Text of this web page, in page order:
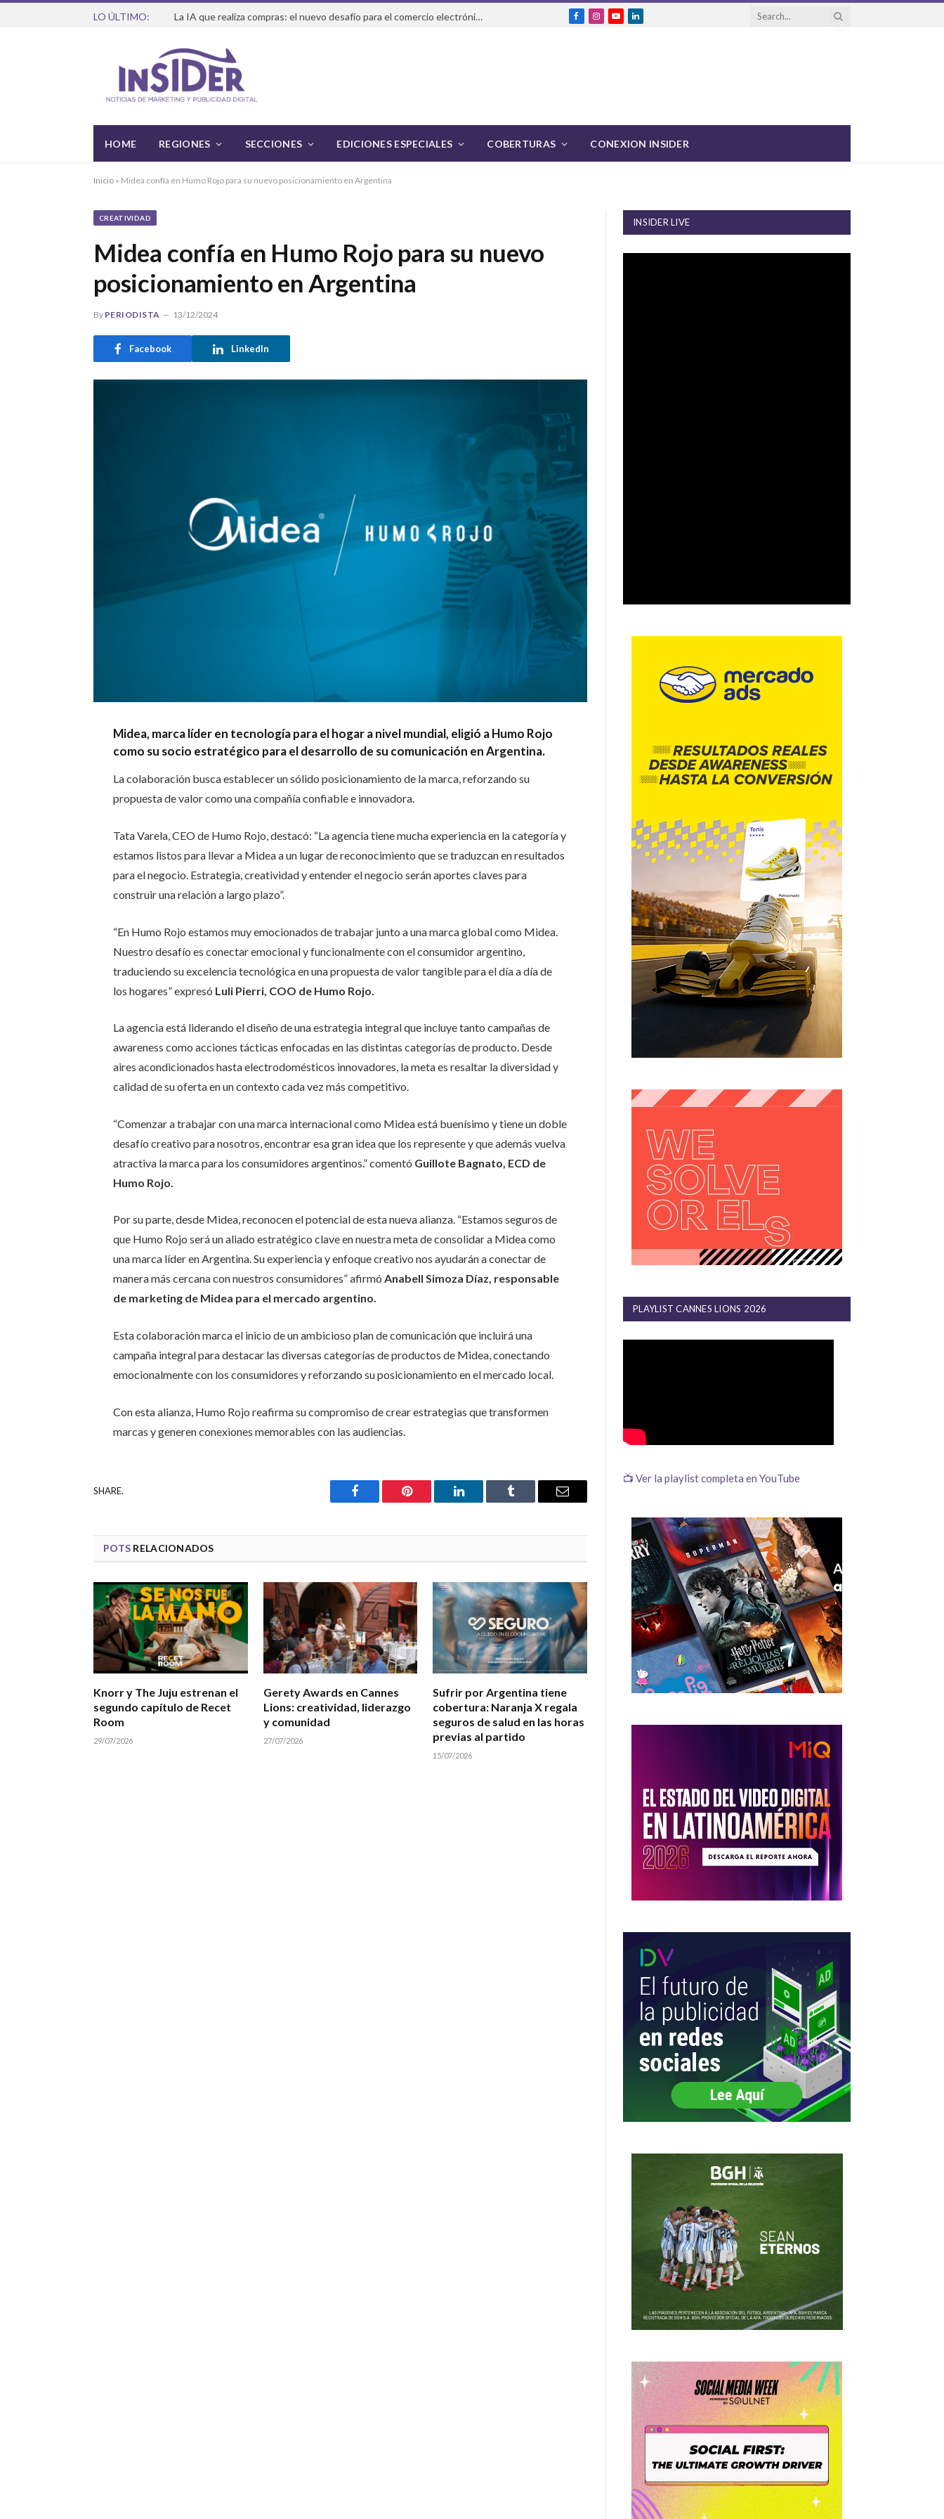
LO ÚLTIMO: La IA que realiza compras: el nuevo desafío para el comercio electrónico y la logística
FacebookInstagram
YouTubeLinkedIn
HOME REGIONES SECCIONES EDICIONES ESPECIALES COBERTURAS CONEXION INSIDER
Inicio » Midea confía en Humo Rojo para su nuevo posicionamiento en Argentina
CREATIVIDAD
Midea confía en Humo Rojo para su nuevo
posicionamiento en Argentina
By PERIODISTA 13/12/2024
Facebook LinkedIn
Midea, marca líder en tecnología para el hogar a nivel mundial, eligió a Humo Rojo
como su socio estratégico para el desarrollo de su comunicación en Argentina.
La colaboración busca establecer un sólido posicionamiento de la marca, reforzando su
propuesta de valor como una compañía confiable e innovadora.
Tata Varela, CEO de Humo Rojo, destacó: “La agencia tiene mucha experiencia en la categoría y
estamos listos para llevar a Midea a un lugar de reconocimiento que se traduzcan en resultados
para el negocio. Estrategia, creatividad y entender el negocio serán aportes claves para
construir una relación a largo plazo”.
“En Humo Rojo estamos muy emocionados de trabajar junto a una marca global como Midea.
Nuestro desafío es conectar emocional y funcionalmente con el consumidor argentino,
traduciendo su excelencia tecnológica en una propuesta de valor tangible para el día a día de
los hogares” expresó Luli Pierri, COO de Humo Rojo.
La agencia está liderando el diseño de una estrategia integral que incluye tanto campañas de
awareness como acciones tácticas enfocadas en las distintas categorías de producto. Desde
aires acondicionados hasta electrodomésticos innovadores, la meta es resaltar la diversidad y
calidad de su oferta en un contexto cada vez más competitivo.
“Comenzar a trabajar con una marca internacional como Midea está buenísimo y tiene un doble
desafío creativo para nosotros, encontrar esa gran idea que los represente y que además vuelva
atractiva la marca para los consumidores argentinos.” comentó Guillote Bagnato, ECD de
Humo Rojo.
Por su parte, desde Midea, reconocen el potencial de esta nueva alianza. “Estamos seguros de
que Humo Rojo será un aliado estratégico clave en nuestra meta de consolidar a Midea como
una marca líder en Argentina. Su experiencia y enfoque creativo nos ayudarán a conectar de
manera más cercana con nuestros consumidores” afirmó Anabell Simoza Díaz, responsable
de marketing de Midea para el mercado argentino.
Esta colaboración marca el inicio de un ambicioso plan de comunicación que incluirá una
campaña integral para destacar las diversas categorías de productos de Midea, conectando
emocionalmente con los consumidores y reforzando su posicionamiento en el mercado local.
Con esta alianza, Humo Rojo reafirma su compromiso de crear estrategias que transformen
marcas y generen conexiones memorables con las audiencias.
SHARE.
Facebook Pinterest LinkedIn Tumblr Email
POTS RELACIONADOS
Knorr y The Juju estrenan el
segundo capítulo de Recet
Room
29/07/2026
Gerety Awards en Cannes
Lions: creatividad, liderazgo
y comunidad
27/07/2026
Sufrir por Argentina tiene
cobertura: Naranja X regala
seguros de salud en las horas
previas al partido
15/07/2026
INSIDER LIVE
PLAYLIST CANNES LIONS 2026
📺 Ver la playlist completa en YouTube